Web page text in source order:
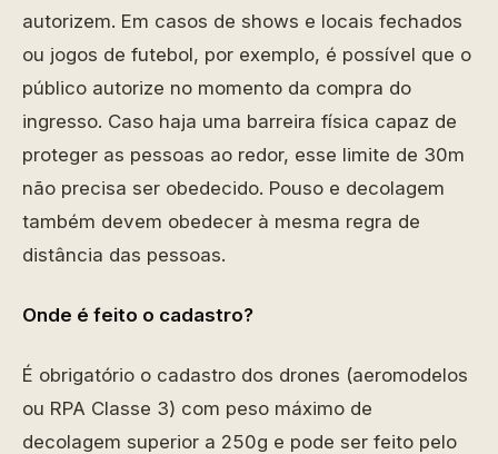
autorizem. Em casos de shows e locais fechados
ou jogos de futebol, por exemplo, é possível que o
público autorize no momento da compra do
ingresso. Caso haja uma barreira física capaz de
proteger as pessoas ao redor, esse limite de 30m
não precisa ser obedecido. Pouso e decolagem
também devem obedecer à mesma regra de
distância das pessoas.
Onde é feito o cadastro?
É obrigatório o cadastro dos drones (aeromodelos
ou RPA Classe 3) com peso máximo de
decolagem superior a 250g e pode ser feito pelo